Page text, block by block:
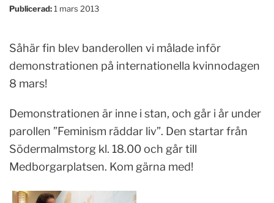
Publicerad:1 mars 2013
Såhär fin blev banderollen vi målade inför
demonstrationen på internationella kvinnodagen
8 mars!
Demonstrationen är inne i stan, och går i år under
parollen ”Feminism räddar liv”. Den startar från
Södermalmstorg kl. 18.00 och går till
Medborgarplatsen. Kom gärna med!